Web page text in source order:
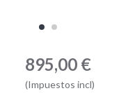
895,00 €
(Impuestos incl)